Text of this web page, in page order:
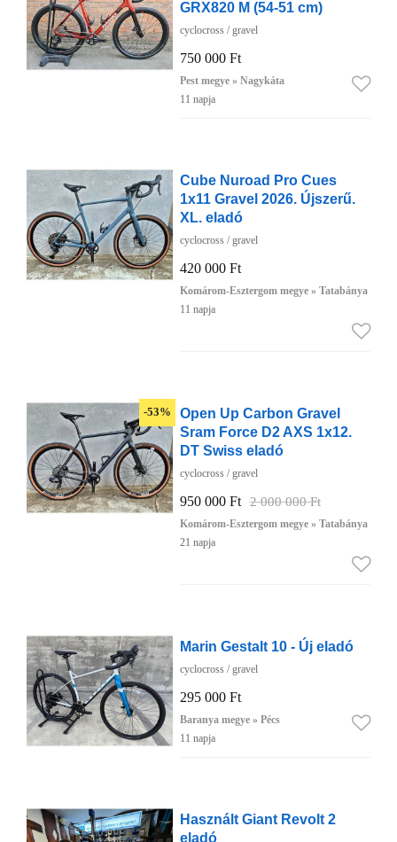
GRX820 M (54-51 cm)
cyclocross / gravel
750 000 Ft
Pest megye » Nagykáta
11 napja
Cube Nuroad Pro Cues
1x11 Gravel 2026. Újszerű.
XL. eladó
cyclocross / gravel
420 000 Ft
Komárom-Esztergom megye » Tatabánya
11 napja
-53%
Open Up Carbon Gravel
Sram Force D2 AXS 1x12.
DT Swiss eladó
cyclocross / gravel
950 000 Ft 2 000 000 Ft
Komárom-Esztergom megye » Tatabánya
21 napja
Marin Gestalt 10 - Új eladó
cyclocross / gravel
295 000 Ft
Baranya megye » Pécs
11 napja
Használt Giant Revolt 2
eladó